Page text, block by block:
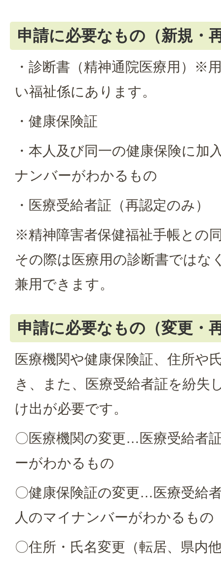
申請に必要なもの（新規・
・診断書（精神通院医療用）※
い福祉係にあります。
・健康保険証
・本人及び同一の健康保険に加
ナンバーがわかるもの
・医療受給者証（再認定のみ）
※精神障害者保健福祉手帳との
その際は医療用の診断書ではな
兼用できます。
申請に必要なもの（変更・
医療機関や健康保険証、住所や
き、また、医療受給者証を紛失
け出が必要です。
〇医療機関の変更…医療受給者
ーがわかるもの
〇健康保険証の変更…医療受給
人のマイナンバーがわかるもの
〇住所・氏名変更（転居、県内